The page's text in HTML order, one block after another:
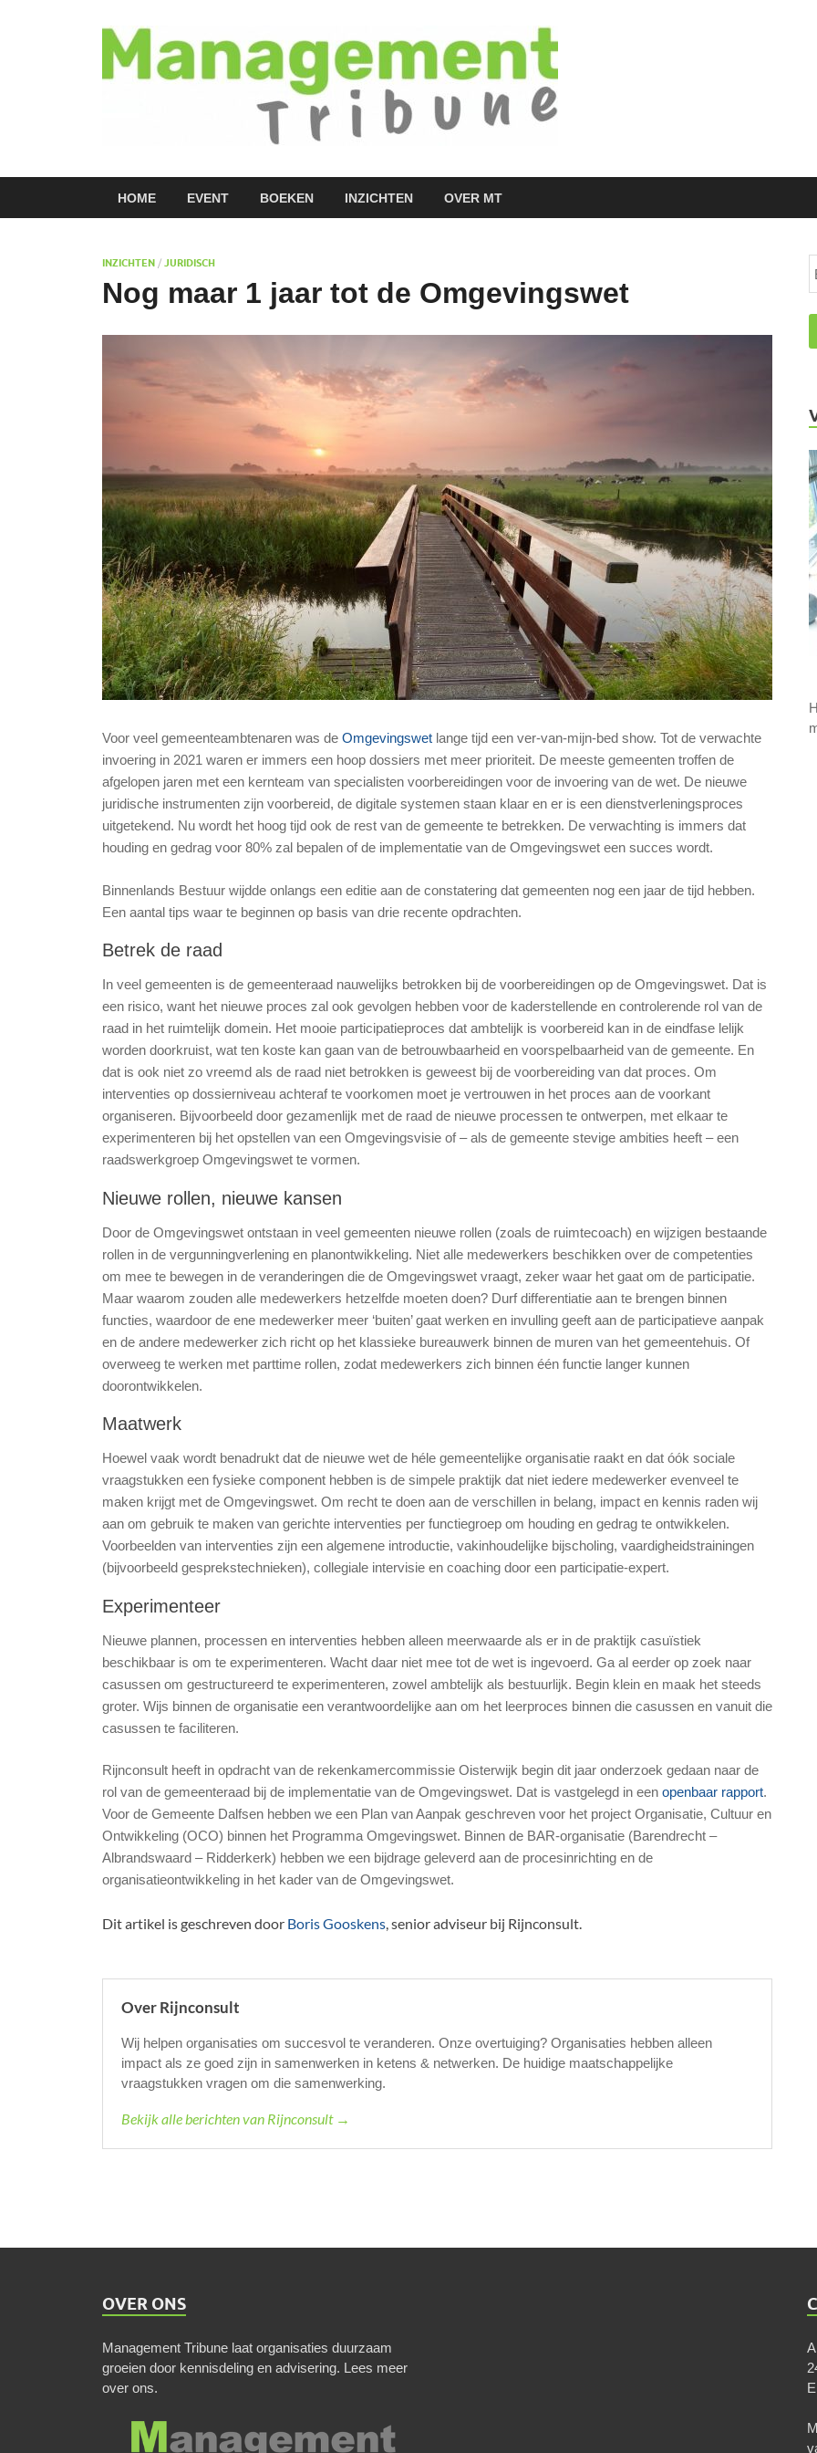
HOME EVENT BOEKEN INZICHTEN OVER MT
INZICHTEN / JURIDISCH
Nog maar 1 jaar tot de Omgevingswet
Voor veel gemeenteambtenaren was de Omgevingswet lange tijd een ver-van-mijn-bed show. Tot de verwachte
invoering in 2021 waren er immers een hoop dossiers met meer prioriteit. De meeste gemeenten troffen de
afgelopen jaren met een kernteam van specialisten voorbereidingen voor de invoering van de wet. De nieuwe
juridische instrumenten zijn voorbereid, de digitale systemen staan klaar en er is een dienstverleningsproces
uitgetekend. Nu wordt het hoog tijd ook de rest van de gemeente te betrekken. De verwachting is immers dat
houding en gedrag voor 80% zal bepalen of de implementatie van de Omgevingswet een succes wordt.
Binnenlands Bestuur wijdde onlangs een editie aan de constatering dat gemeenten nog een jaar de tijd hebben.
Een aantal tips waar te beginnen op basis van drie recente opdrachten.
Betrek de raad
In veel gemeenten is de gemeenteraad nauwelijks betrokken bij de voorbereidingen op de Omgevingswet. Dat is
een risico, want het nieuwe proces zal ook gevolgen hebben voor de kaderstellende en controlerende rol van de
raad in het ruimtelijk domein. Het mooie participatieproces dat ambtelijk is voorbereid kan in de eindfase lelijk
worden doorkruist, wat ten koste kan gaan van de betrouwbaarheid en voorspelbaarheid van de gemeente. En
dat is ook niet zo vreemd als de raad niet betrokken is geweest bij de voorbereiding van dat proces. Om
interventies op dossierniveau achteraf te voorkomen moet je vertrouwen in het proces aan de voorkant
organiseren. Bijvoorbeeld door gezamenlijk met de raad de nieuwe processen te ontwerpen, met elkaar te
experimenteren bij het opstellen van een Omgevingsvisie of – als de gemeente stevige ambities heeft – een
raadswerkgroep Omgevingswet te vormen.
Nieuwe rollen, nieuwe kansen
Door de Omgevingswet ontstaan in veel gemeenten nieuwe rollen (zoals de ruimtecoach) en wijzigen bestaande
rollen in de vergunningverlening en planontwikkeling. Niet alle medewerkers beschikken over de competenties
om mee te bewegen in de veranderingen die de Omgevingswet vraagt, zeker waar het gaat om de participatie.
Maar waarom zouden alle medewerkers hetzelfde moeten doen? Durf differentiatie aan te brengen binnen
functies, waardoor de ene medewerker meer ‘buiten’ gaat werken en invulling geeft aan de participatieve aanpak
en de andere medewerker zich richt op het klassieke bureauwerk binnen de muren van het gemeentehuis. Of
overweeg te werken met parttime rollen, zodat medewerkers zich binnen één functie langer kunnen
doorontwikkelen.
Maatwerk
Hoewel vaak wordt benadrukt dat de nieuwe wet de héle gemeentelijke organisatie raakt en dat óók sociale
vraagstukken een fysieke component hebben is de simpele praktijk dat niet iedere medewerker evenveel te
maken krijgt met de Omgevingswet. Om recht te doen aan de verschillen in belang, impact en kennis raden wij
aan om gebruik te maken van gerichte interventies per functiegroep om houding en gedrag te ontwikkelen.
Voorbeelden van interventies zijn een algemene introductie, vakinhoudelijke bijscholing, vaardigheidstrainingen
(bijvoorbeeld gesprekstechnieken), collegiale intervisie en coaching door een participatie-expert.
Experimenteer
Nieuwe plannen, processen en interventies hebben alleen meerwaarde als er in de praktijk casuïstiek
beschikbaar is om te experimenteren. Wacht daar niet mee tot de wet is ingevoerd. Ga al eerder op zoek naar
casussen om gestructureerd te experimenteren, zowel ambtelijk als bestuurlijk. Begin klein en maak het steeds
groter. Wijs binnen de organisatie een verantwoordelijke aan om het leerproces binnen die casussen en vanuit die
casussen te faciliteren.
Rijnconsult heeft in opdracht van de rekenkamercommissie Oisterwijk begin dit jaar onderzoek gedaan naar de
rol van de gemeenteraad bij de implementatie van de Omgevingswet. Dat is vastgelegd in een openbaar rapport.
Voor de Gemeente Dalfsen hebben we een Plan van Aanpak geschreven voor het project Organisatie, Cultuur en
Ontwikkeling (OCO) binnen het Programma Omgevingswet. Binnen de BAR-organisatie (Barendrecht –
Albrandswaard – Ridderkerk) hebben we een bijdrage geleverd aan de procesinrichting en de
organisatieontwikkeling in het kader van de Omgevingswet.
Dit artikel is geschreven door Boris Gooskens , senior adviseur bij Rijnconsult.
Over Rijnconsult
Wij helpen organisaties om succesvol te veranderen. Onze overtuiging? Organisaties hebben alleen
impact als ze goed zijn in samenwerken in ketens & netwerken. De huidige maatschappelijke
vraagstukken vragen om die samenwerking.
Bekijk alle berichten van Rijnconsult →
OVER ONS
Management Tribune laat organisaties duurzaam
groeien door kennisdeling en advisering. Lees meer
over ons.
E